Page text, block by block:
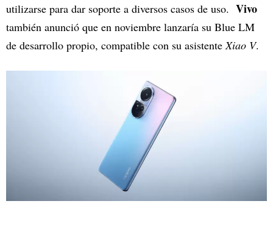
utilizarse para dar soporte a diversos casos de uso. Vivo
también anunció que en noviembre lanzaría su Blue LM
de desarrollo propio, compatible con su asistenteXiao V.